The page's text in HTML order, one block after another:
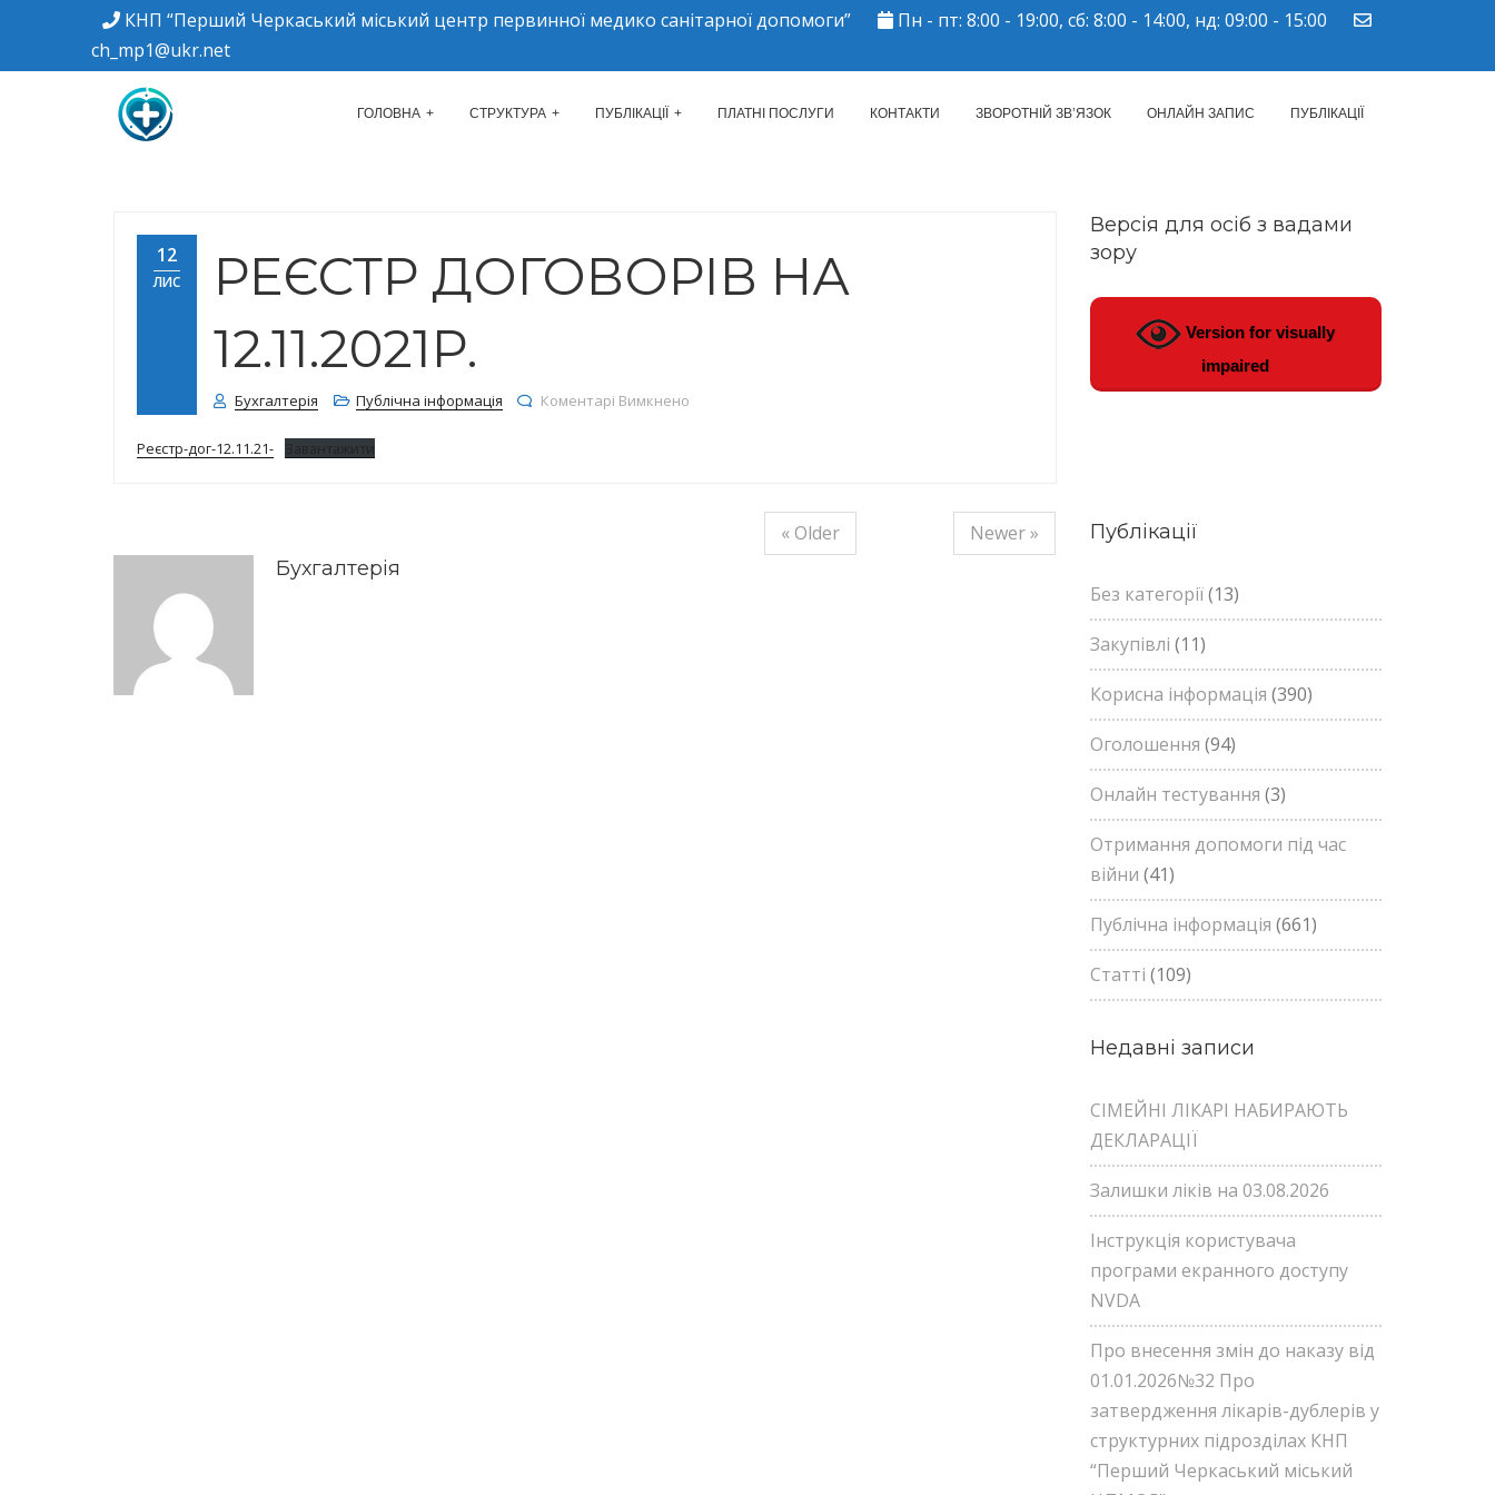
КНП “Перший Черкаський міський центр первинної медико санітарної допомоги”
Пн - пт: 8:00 - 19:00, сб: 8:00 - 14:00, нд: 09:00 - 15:00
ch_mp1@ukr.net
КНП "ПЕРШИЙ ЧЕРКАСЬКИЙ МІСЬКИЙ ЦЕНТР ПМСД"
ГОЛОВНА СТРУКТУРА ПУБЛІКАЦІЇ ПЛАТНІ ПОСЛУГИ КОНТАКТИ ЗВОРОТНІЙ ЗВ’ЯЗОК ОНЛАЙН ЗАПИС ПУБЛІКАЦІЇ
12
ЛИС
РЕЄСТР ДОГОВОРІВ НА
12.11.2021Р.
Бухгалтерія Публічна інформація Коментарі Вимкнено
Реєстр-дог-12.11.21- Завантажити
« Older
Newer »
Бухгалтерія
Версія для осіб з вадами
зору
Version for visually
impaired
Публікації
Без категорії(13)
Закупівлі (11)
Корисна інформація (390)
Оголошення (94)
Онлайн тестування (3)
Отримання допомоги під час
війни (41)
Публічна інформація (661)
Статті (109)
Недавні записи
СІМЕЙНІ ЛІКАРІ НАБИРАЮТЬ
ДЕКЛАРАЦІЇ
Залишки ліків на 03.08.2026
Інструкція користувача
програми екранного доступу
NVDA
Про внесення змін до наказу від
01.01.2026№32 Про
затвердження лікарів-дублерів у
структурних підрозділах КНП
“Перший Черкаський міський